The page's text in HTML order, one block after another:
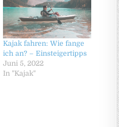
Kajak fahren: Wie fange
ich an? – Einsteigertipps
Juni 5, 2022
In "Kajak"